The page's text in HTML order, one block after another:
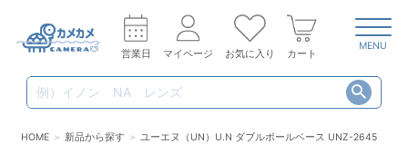
営業日 マイページ お気に入り カート
MENU
HOME 新品から探す ユーエヌ（UN）U.N ダブルボールベース UNZ-2645